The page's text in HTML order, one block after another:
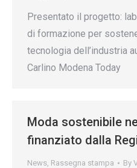
Presentato il progetto:
di formazione per
tecnologia dell’industria
Carlino Modena Today
Moda sostenibile
finanziato dalla
News, Rassegna stampa By